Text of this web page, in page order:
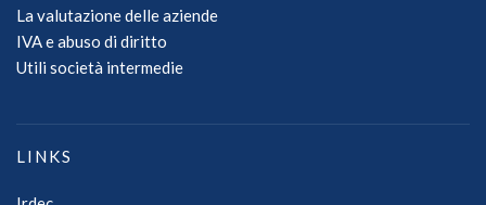
La valutazione delle aziende
IVA e abuso di diritto
Utili società intermedie
LINKS